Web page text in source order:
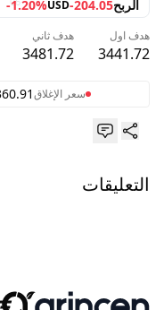
الربح-204.05
USD
-1.20%
هدف اول
3441.72
هدف ثاني
3481.72
سعر الإغلاق
التعليقات